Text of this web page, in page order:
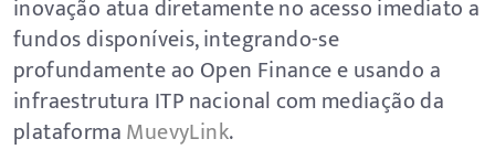
inovação atua diretamente no acesso imediato a
fundos disponíveis, integrando-se
profundamente ao Open Finance e usando a
infraestrutura ITP nacional com mediação da
plataformaMuevyLink.